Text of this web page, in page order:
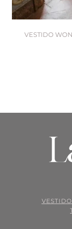
VESTIDO